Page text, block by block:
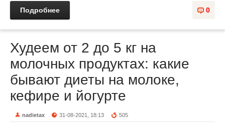
0
Подробнее
Худеем от 2 до 5 кг на
молочных продуктах: какие
бывают диеты на молоке,
кефире и йогурте
nadietax 31-08-2021, 18:13 505